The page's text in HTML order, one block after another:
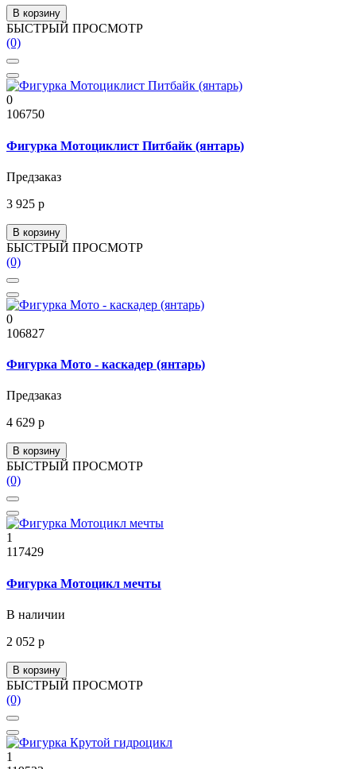
В корзину
БЫСТРЫЙ ПРОСМОТР
(0)
0
106750
Фигурка Мотоциклист Питбайк (янтарь)
Предзаказ
3 925 р
В корзину
БЫСТРЫЙ ПРОСМОТР
(0)
0
106827
Фигурка Мото - каскадер (янтарь)
Предзаказ
4 629 р
В корзину
БЫСТРЫЙ ПРОСМОТР
(0)
1
117429
Фигурка Мотоцикл мечты
В наличии
2 052 р
В корзину
БЫСТРЫЙ ПРОСМОТР
(0)
1